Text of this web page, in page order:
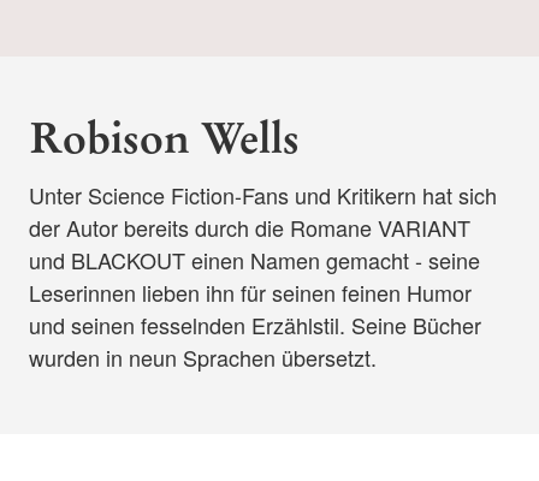
Robison Wells
Unter Science Fiction-Fans und Kritikern hat sich
der Autor bereits durch die Romane VARIANT
und BLACKOUT einen Namen gemacht - seine
Leserinnen lieben ihn für seinen feinen Humor
und seinen fesselnden Erzählstil. Seine Bücher
wurden in neun Sprachen übersetzt.